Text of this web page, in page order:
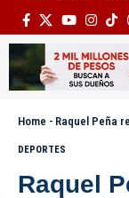
Home - Raquel Peña
DEPORTES
Raquel